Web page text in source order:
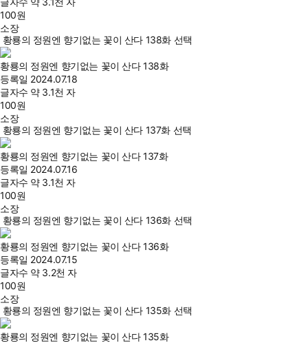
100원
소장
황룡의 정원엔 향기없는 꽃이 산다 138화 선택
황룡의 정원엔 향기없는 꽃이 산다 138화
등록일 2024.07.18
글자수 약 3.1천 자
100원
소장
황룡의 정원엔 향기없는 꽃이 산다 137화 선택
황룡의 정원엔 향기없는 꽃이 산다 137화
등록일 2024.07.16
글자수 약 3.1천 자
100원
소장
황룡의 정원엔 향기없는 꽃이 산다 136화 선택
황룡의 정원엔 향기없는 꽃이 산다 136화
등록일 2024.07.15
글자수 약 3.2천 자
100원
소장
황룡의 정원엔 향기없는 꽃이 산다 135화 선택
황룡의 정원엔 향기없는 꽃이 산다 135화